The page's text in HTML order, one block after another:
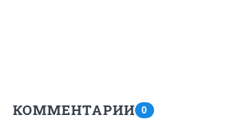
КОММЕНТАРИИ 0